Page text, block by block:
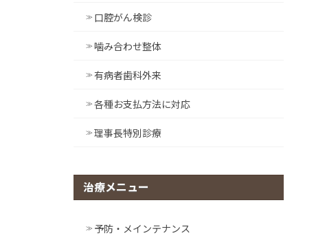
口腔がん検診
噛み合わせ整体
有病者歯科外来
各種お支払方法に対応
理事長特別診療
治療メニュー
予防・メインテナンス